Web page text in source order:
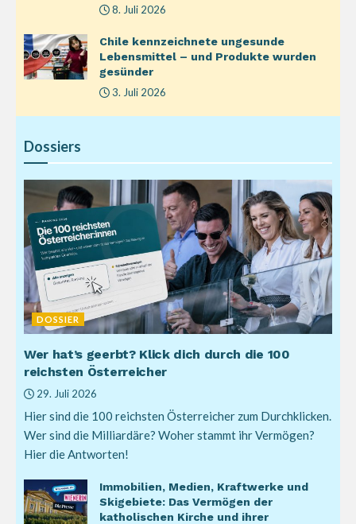
8. Juli 2026
Chile kennzeichnete ungesunde
Lebensmittel – und Produkte wurden
gesünder
3. Juli 2026
Dossiers
DOSSIER
Wer hat’s geerbt? Klick dich durch die 100
reichsten Österreicher
29. Juli 2026
Hier sind die 100 reichsten Österreicher zum Durchklicken.
Wer sind die Milliardäre? Woher stammt ihr Vermögen?
Hier die Antworten!
Immobilien, Medien, Kraftwerke und
Skigebiete: Das Vermögen der
katholischen Kirche und ihrer